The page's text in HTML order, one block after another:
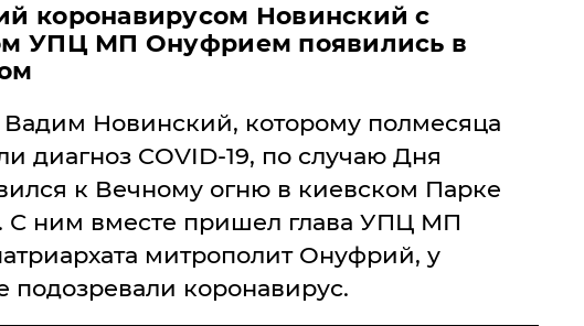
коронавирусом Новинский с
УПЦ МП Онуфрием появились в
Новинский, которому полмесяца
диагноз COVID-19, по случаю Дня
к Вечному огню в киевском Парке
С ним вместе пришел глава УПЦ МП
митрополит Онуфрий, у
подозревали коронавирус.